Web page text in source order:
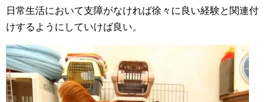
日常生活において支障がなければ徐々に良い経験と関連付
けするようにしていけば良い。